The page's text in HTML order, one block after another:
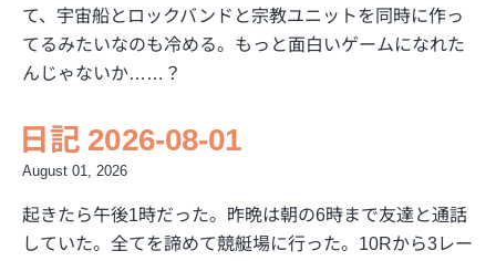
て、宇宙船とロックバンドと宗教ユニットを同時に作っ
てるみたいなのも冷める。もっと面白いゲームになれた
んじゃないか……？
日記 2026-08-01
August 01, 2026
起きたら午後1時だった。昨晩は朝の6時まで友達と通話
していた。全てを諦めて競艇場に行った。10Rから3レー